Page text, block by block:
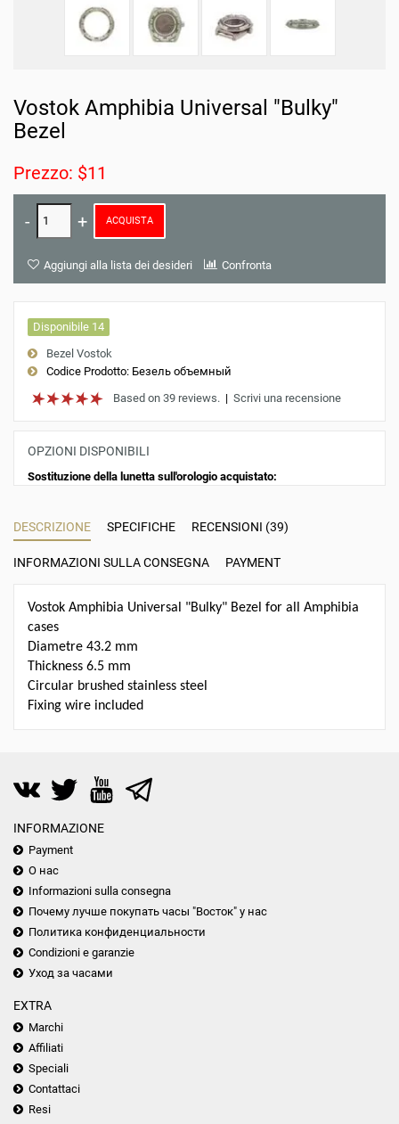
Vostok Amphibia Universal "Bulky"
Bezel
Prezzo: $11
ACQUISTA
Aggiungi alla lista dei desideri Confronta
Disponibile 14
Bezel Vostok
Codice Prodotto: Безель объемный
Based on 39 reviews. | Scrivi una recensione
OPZIONI DISPONIBILI
Sostituzione della lunetta sull'orologio acquistato:
DESCRIZIONE SPECIFICHE RECENSIONI (39)
INFORMAZIONI SULLA CONSEGNA PAYMENT
Vostok Amphibia Universal "Bulky" Bezel for all Amphibia
cases
Diametre 43.2 mm
Thickness 6.5 mm
Circular brushed stainless steel
Fixing wire included
INFORMAZIONE
Payment
О нас
Informazioni sulla consegna
Почему лучше покупать часы "Восток" у нас
Политика конфиденциальности
Condizioni e garanzie
Уход за часами
EXTRA
Marchi
Affiliati
Speciali
Contattaci
Resi